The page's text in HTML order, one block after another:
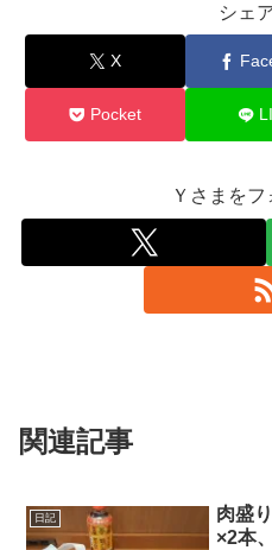
シェ
X
Pocket
Ｙさまを
関連記事
日記
肉盛
×2本